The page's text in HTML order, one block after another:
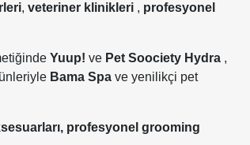
, veteriner klinikleri , profesyonel
Yuup! ve Pet Soociety Hydra ,
Bama Spa ve yenilikçi pet
profesyonel grooming